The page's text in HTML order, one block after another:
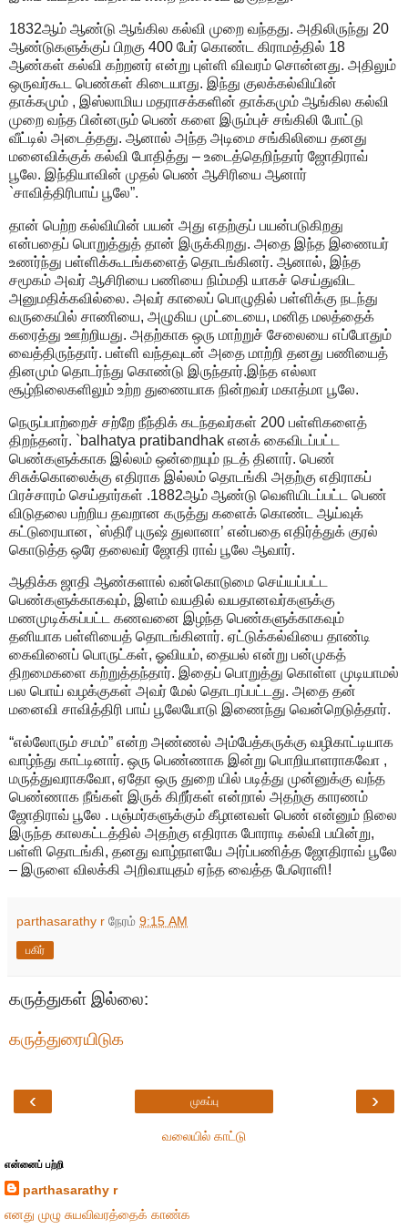
1832ஆம் ஆண்டு ஆங்கில கல்வி முறை வந்தது. அதிலிருந்து 20
ஆண்டுகளுக்குப் பிறகு 400 பேர் கொண்ட கிராமத்தில் 18
ஆண்கள் கல்வி கற்றனர் என்று புள்ளி விவரம் சொன்னது. அதிலும்
ஒருவர்கூட பெண்கள் கிடையாது. இந்து குலக்கல்வியின்
தாக்கமும் , இஸ்லாமிய மதராசக்களின் தாக்கமும் ஆங்கில கல்வி
முறை வந்த பின்னரும் பெண் களை இரும்புச் சங்கிலி போட்டு
வீட்டில் அடைத்தது. ஆனால் அந்த அடிமை சங்கிலியை தனது
மனைவிக்குக் கல்வி போதித்து – உடைத்தெறிந்தார் ஜோதிராவ்
பூலே. இந்தியாவின் முதல் பெண் ஆசிரியை ஆனார்
`சாவித்திரிபாய் பூலே”.
தான் பெற்ற கல்வியின் பயன் அது எதற்குப் பயன்படுகிறது
என்பதைப் பொறுத்துத் தான் இருக்கிறது. அதை இந்த இணையர்
உணர்ந்து பள்ளிக்கூடங்களைத் தொடங்கினர். ஆனால், இந்த
சமூகம் அவர் ஆசிரியை பணியை நிம்மதி யாகச் செய்துவிட
அனுமதிக்கவில்லை. அவர் காலைப் பொழுதில் பள்ளிக்கு நடந்து
வருகையில் சாணியை, அழுகிய முட்டையை, மனித மலத்தைக்
கரைத்து ஊற்றியது. அதற்காக ஒரு மாற்றுச் சேலையை எப்போதும்
வைத்திருந்தார். பள்ளி வந்தவுடன் அதை மாற்றி தனது பணியைத்
தினமும் தொடர்ந்து கொண்டு இருந்தார்.இந்த எல்லா
சூழ்நிலைகளிலும் உற்ற துணையாக நின்றவர் மகாத்மா பூலே.
நெருப்பாற்றைச் சற்றே நீந்திக் கடந்தவர்கள் 200 பள்ளிகளைத்
திறந்தனர். `balhatya pratibandhak எனக் கைவிடப்பட்ட
பெண்களுக்காக இல்லம் ஒன்றையும் நடத் தினார். பெண்
சிசுக்கொலைக்கு எதிராக இல்லம் தொடங்கி அதற்கு எதிராகப்
பிரச்சாரம் செய்தார்கள் .1882ஆம் ஆண்டு வெளியிடப்பட்ட பெண்
விடுதலை பற்றிய தவறான கருத்து களைக் கொண்ட ஆய்வுக்
கட்டுரையான, `ஸ்திரீ புருஷ் துலானா’ என்பதை எதிர்த்துக் குரல்
கொடுத்த ஒரே தலைவர் ஜோதி ராவ் பூலே ஆவார்.
ஆதிக்க ஜாதி ஆண்களால் வன்கொடுமை செய்யப்பட்ட
பெண்களுக்காகவும், இளம் வயதில் வயதானவர்களுக்கு
மணமுடிக்கப்பட்ட கணவனை இழந்த பெண்களுக்காகவும்
தனியாக பள்ளியைத் தொடங்கினார். ஏட்டுக்கல்வியை தாண்டி
கைவினைப் பொருட்கள், ஓவியம், தையல் என்று பன்முகத்
திறமைகளை கற்றுத்தந்தார். இதைப் பொறுத்து கொள்ள முடியாமல்
பல பொய் வழக்குகள் அவர் மேல் தொடரப்பட்டது. அதை தன்
மனைவி சாவித்திரி பாய் பூலேயோடு இணைந்து வென்றெடுத்தார்.
“எல்லோரும் சமம்” என்ற அண்ணல் அம்பேத்கருக்கு வழிகாட்டியாக
வாழ்ந்து காட்டினார். ஒரு பெண்ணாக இன்று பொறியாளராகவோ ,
மருத்துவராகவோ, ஏதோ ஒரு துறை யில் படித்து முன்னுக்கு வந்த
பெண்ணாக நீங்கள் இருக் கிறீர்கள் என்றால் அதற்கு காரணம்
ஜோதிராவ் பூலே . பஞ்மர்களுக்கும் கீழானவள் பெண் என்னும் நிலை
இருந்த காலகட்டத்தில் அதற்கு எதிராக போராடி கல்வி பயின்று,
பள்ளி தொடங்கி, தனது வாழ்நாளயே அர்ப்பணித்த ஜோதிராவ் பூலே
– இருளை விலக்கி அறிவாயுதம் ஏந்த வைத்த பேரொளி!
parthasarathy r நேரம் 9:15 AM
பகிர்
கருத்துகள் இல்லை:
கருத்துரையிடுக
‹ ›
முகப்பு
வலையில் காட்டு
என்னைப் பற்றி
parthasarathy r
எனது முழு சுயவிவரத்தைக் காண்க